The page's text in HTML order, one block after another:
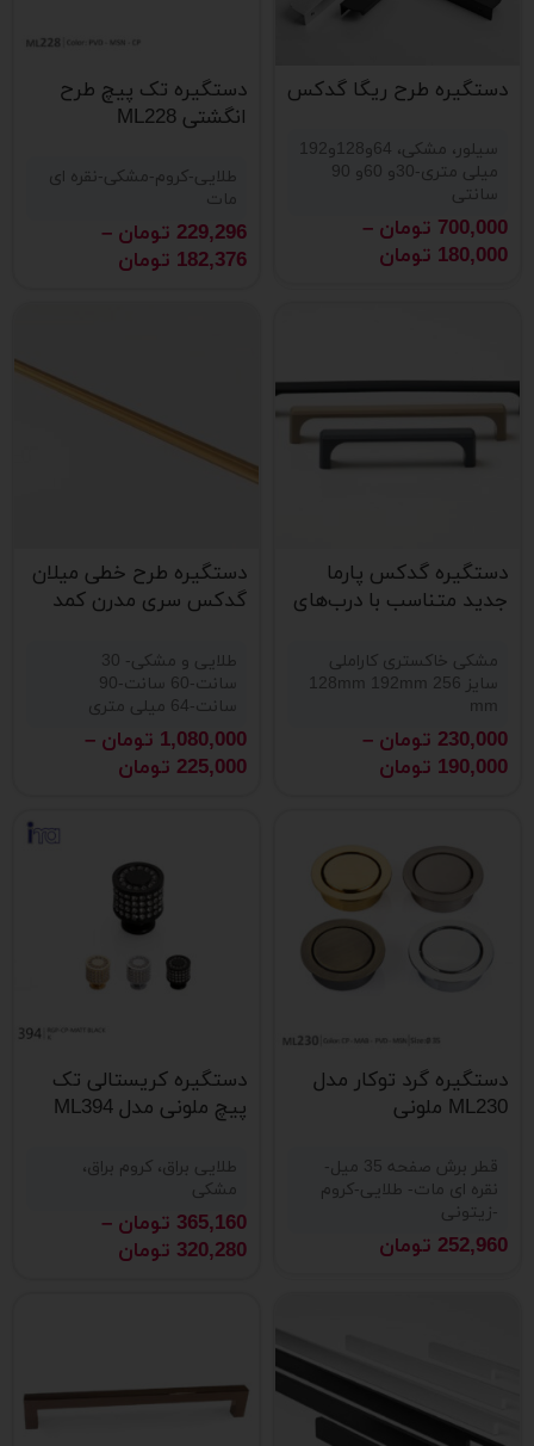
دستگیره طرح ریگا گدکس
سیلور، مشکی، 64و128و192
میلی متری-30و 60و 90
سانتی
700,000 تومان –
180,000 تومان
دستگیره تک پیچ طرح
انگشتی ML228
طلایی-کروم-مشکی-نقره ای
مات
229,296 تومان –
182,376 تومان
دستگیره گدکس پارما
جدید متناسب با درب‌های
مشکی خاکستری کاراملی
سایز 128mm 192mm 256
mm
230,000 تومان –
190,000 تومان
دستگیره طرح خطی میلان
گدکس سری مدرن کمد
طلایی و مشکی- 30
سانت-60 سانت-90
سانت-64 میلی متری
1,080,000 تومان –
225,000 تومان
دستگیره گرد توکار مدل
ML230 ملونی
قطر برش صفحه 35 میل-
نقره ای مات- طلایی-کروم
-زیتونی
252,960 تومان
دستگیره کریستالی تک
پیچ ملونی مدل ML394
طلایی براق، کروم براق،
مشکی
365,160 تومان –
320,280 تومان